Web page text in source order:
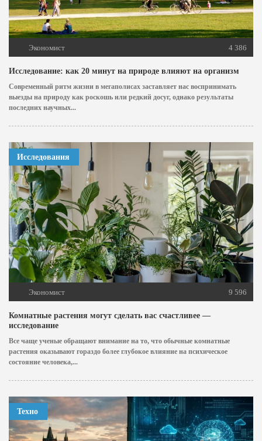
Экономист 4 386
Исследование: как 20 минут на природе влияют на организм
Современный ритм жизни в мегаполисах заставляет нас воспринимать
выезды на природу как роскошь или редкий досуг, однако результаты
последних научных...
Исследования
Экономист 9 596
Комнатные растения могут сделать вас счастливее —
исследование
Все чаще ученые обращают внимание на то, что обычные комнатные
растения оказывают гораздо более глубокое влияние на психическое
состояние человека,...
Техно